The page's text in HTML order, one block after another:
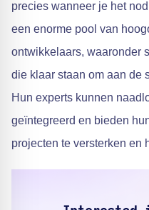
precies wanneer je het
een enorme pool van
ontwikkelaars, waaronder
die klaar staan om aan de
Hun experts kunnen
geïntegreerd en bieden
projecten te versterken en